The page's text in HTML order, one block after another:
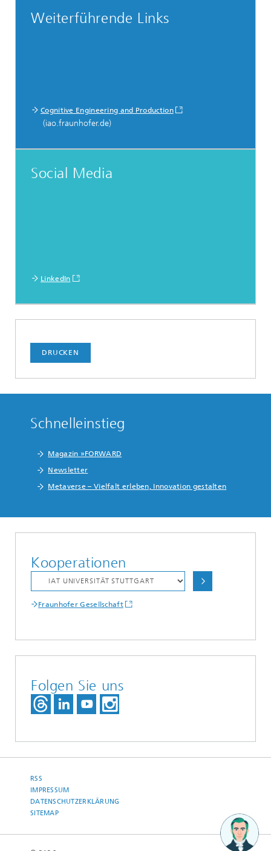
Weiterführende Links
Cognitive Engineering and Production
(iao.fraunhofer.de)
Social Media
LinkedIn
DRUCKEN
Schnelleinstieg
Magazin »FORWARD
Newsletter
Metaverse – Vielfalt erleben, Innovation gestalten
Kooperationen
Fraunhofer Gesellschaft
Folgen Sie uns
RSS
IMPRESSUM
DATENSCHUTZERKLÄRUNG
SITEMAP